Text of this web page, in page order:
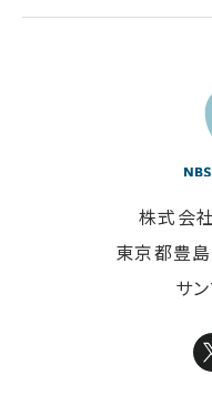
株式会
東京都豊
サ